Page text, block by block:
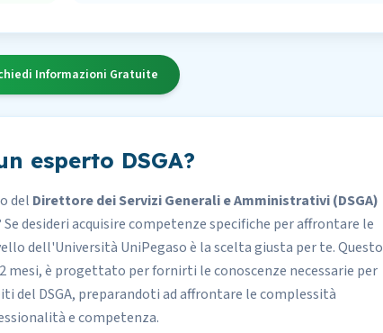
Informazioni Gratuite
esperto DSGA?
del Direttore dei Servizi Generali e Amministrativi (DSGA)
desideri acquisire competenze specifiche per affrontare le
dell'Università UniPegasoè la scelta giusta per te. Questo
mesi, è progettato per fornirti le conoscenze necessarie per
del DSGA, preparandoti ad affrontare le complessità
e competenza.